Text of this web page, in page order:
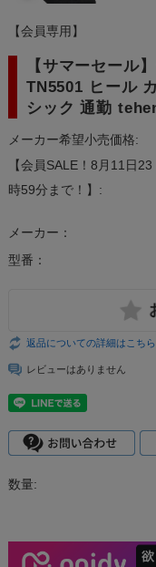
【会員専用】
【サマーセール
TN5501 ヒール
シック 通勤
メーカー希望小売価格:
【会員SALE！8月11日23
時59分まで！】:
メーカー：
型番：
返品についての詳細はこちら
レビューはありません
数量: